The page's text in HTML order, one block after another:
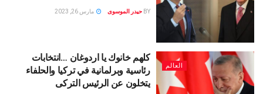
BY حيدر الموسوى مارس 26, 2023
العالم
كلهم خانوك يا اردوغان …انتخابات
رئاسية وبرلمانية في تركيا والحلفاء
يتخلون عن الرئيس التركى